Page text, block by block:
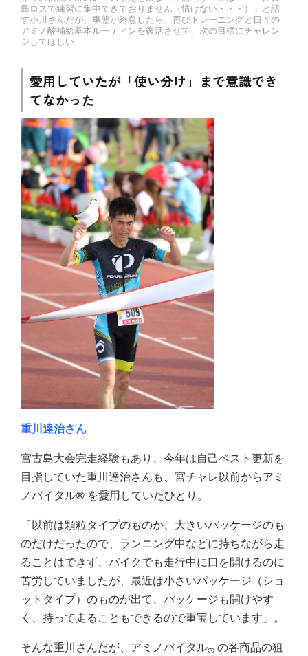
島ロスで練習に集中できておりません（情けない・・・）」と話
す小川さんだが、事態が終息したら、再びトレーニングと日々の
アミノ酸補給基本ルーティンを復活させて、次の目標にチャレン
ジしてほしい
愛用していたが「使い分け」まで意識でき
てなかった
重川達治さん
宮古島大会完走経験もあり、今年は自己ベスト更新を
目指していた重川達治さんも、宮チャレ以前からアミ
ノバイタル® を愛用していたひとり。
「以前は顆粒タイプのものか、大きいパッケージのも
のだけだったので、ランニング中などに持ちながら走
ることはできず、バイクでも走行中に口を開けるのに
苦労していましたが、最近は小さいパッケージ（ショ
ットタイプ）のものが出て、パッケージも開けやす
く、持って走ることもできるので重宝しています」。
そんな重川さんだが、アミノバイタル® の各商品の狙